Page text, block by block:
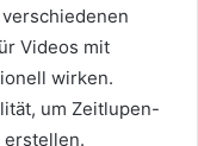
Videos mit
wirken.
um Zeitlupen-